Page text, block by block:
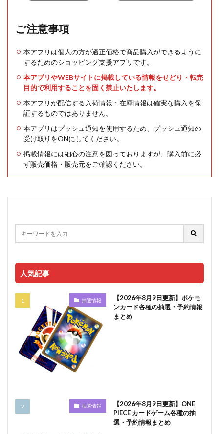
ご注意事項
本アプリは個人の方が適正価格で商品購入ができるように
するためのショッピング支援アプリです。
本アプリやWEBサイトに掲載している情報をせどり・転売
目的で利用することを固く禁止いたします。
本アプリが配信する入荷情報・在庫情報は確実な購入を保
証するものではありません。
本アプリはプッシュ通知を使用するため、プッシュ通知の
受け取りをONにしてください。
掲載情報には細心の注意を図っておりますが、購入前に必
ず販売価格・販売元をご確認ください。
人気記事
抽選情報
【2026年8月9日更新】ポケモ
ンカード各種の抽選・予約情報
まとめ
抽選情報
【2026年8月9日更新】ONE
PIECE カードゲーム各種の抽
選・予約情報まとめ